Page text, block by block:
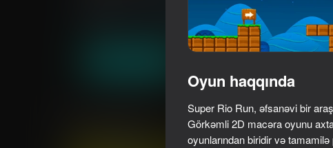
4,0Oyunçuların qiyməti
Top Free Games
Oyun haqqında
Super Rio Run, əfsanəvi bir
Görkəmli 2D macəra oyunu
oyunlarından biridir və